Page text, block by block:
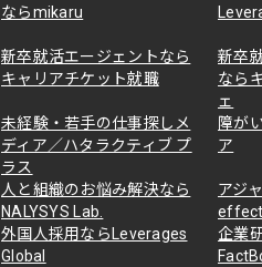
ならmikaru
新卒就活エージェントなら
キャリアチケット就職
新卒
なら
ェ
未経験・若手の仕事探しメ
ディア／ハタラクティブ プ
ラス
障が
ア
人と組織のお悩み解決なら
NALYSYS Lab.
アジ
外国人採用ならLeverages
Global
企業